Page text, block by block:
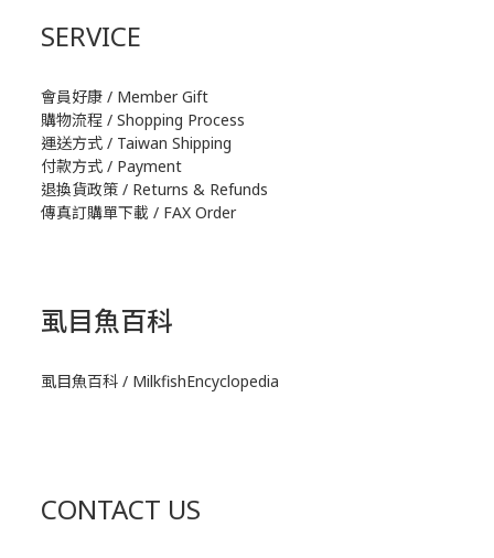
SERVICE
會員好康 / Member Gift
購物流程 / Shopping Process
運送方式 / Taiwan Shipping
付款方式 / Payment
退換貨政策 / Returns & Refunds
傳真訂購單下載 / FAX Order
虱目魚百科
虱目魚百科 / MilkfishEncyclopedia
CONTACT US